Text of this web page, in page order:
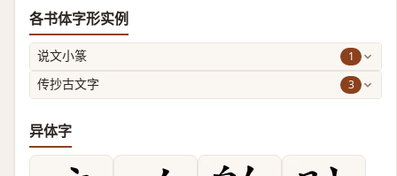
各书体字形实例
说文小篆 1
传抄古文字 3
异体字